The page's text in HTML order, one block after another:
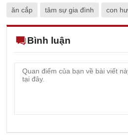
ăn cắp tâm sự gia đình con hư
Bình luận